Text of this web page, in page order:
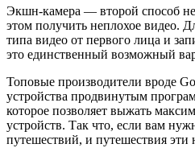
Экшн-камера — второй способ
этом получить неплохое видео.
типа видео от первого лица и
это единственный возможный
Топовые производители вроде
устройства продвинутым
которое позволяет выжать
устройств. Так что, если вам
путешествий, и путешествия эти